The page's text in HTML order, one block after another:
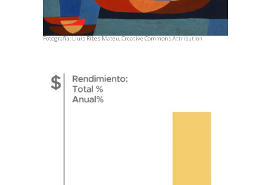
Fotografía: Lluis Ribes Mateu, Creative Commons Attribution